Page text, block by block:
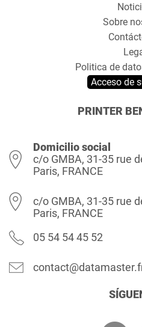
Sobre
Politica de
Acceso de
PRINTER
Domicilio social
c/o GMBA, 31-35 rue
Paris, FRANCE
c/o GMBA, 31-35 rue
Paris, FRANCE
05 54 54 45 52